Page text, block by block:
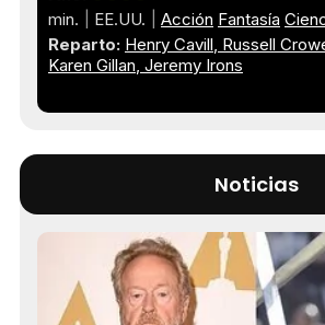
min. EE.UU. Acción Fantasía
Reparto: Henry Cavill Russell
Karen Gillan Jeremy Irons
Noticias